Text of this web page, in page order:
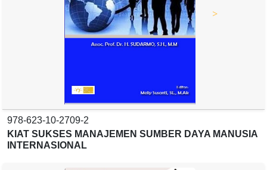
>
978-623-10-2709-2
KIAT SUKSES MANAJEMEN SUMBER DAYA MANUSIA
INTERNASIONAL